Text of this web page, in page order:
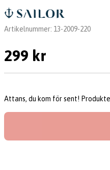
Leverantör:
Artikelnummer: 13-2009-220
299 kr
Attans, du kom för sent!